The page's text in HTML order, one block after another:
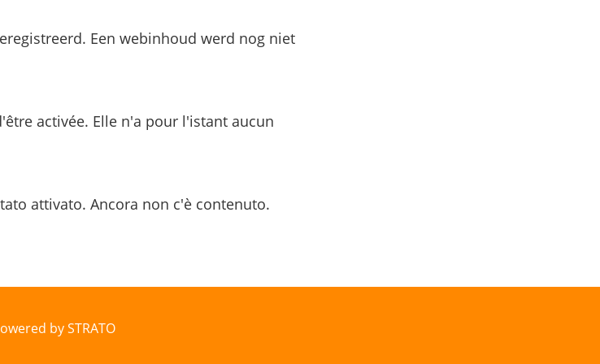
Een webinhoud werd nog niet
activée. Elle n'a pour l'istant aucun
attivato. Ancora non c'è contenuto.
by STRATO